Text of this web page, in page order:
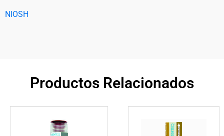
NIOSH
Productos Relacionados